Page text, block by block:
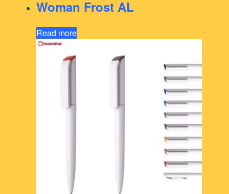
Woman Frost AL
Read more